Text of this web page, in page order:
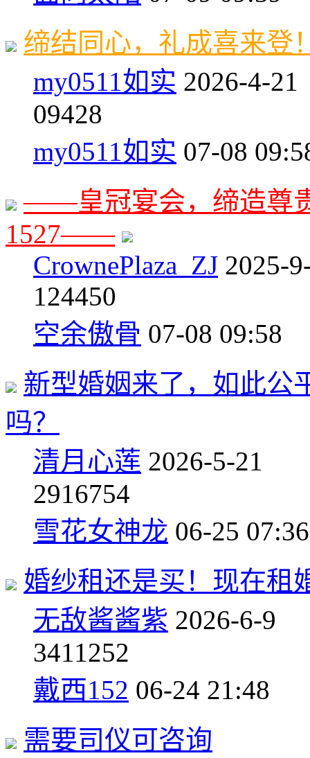
缔结同心，礼成喜来登
my0511如实 2026-4-21
09428
my0511如实 07-08
——皇冠宴会，缔造尊
1527——
CrownePlaza_ZJ 2025-
124450
空余傲骨 07-08 09:58
新型婚姻来了，如此公
吗？
清月心莲 2026-5-21
2916754
雪花女神龙 06-25 07:36
婚纱租还是买！现在租
无敌酱酱紫 2026-6-9
3411252
戴西152 06-24 21:48
需要司仪可咨询